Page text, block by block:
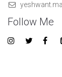
Follow Me